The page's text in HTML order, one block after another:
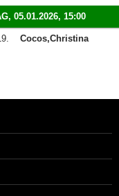
05.01.2026, 15:00
Cocos,Christina